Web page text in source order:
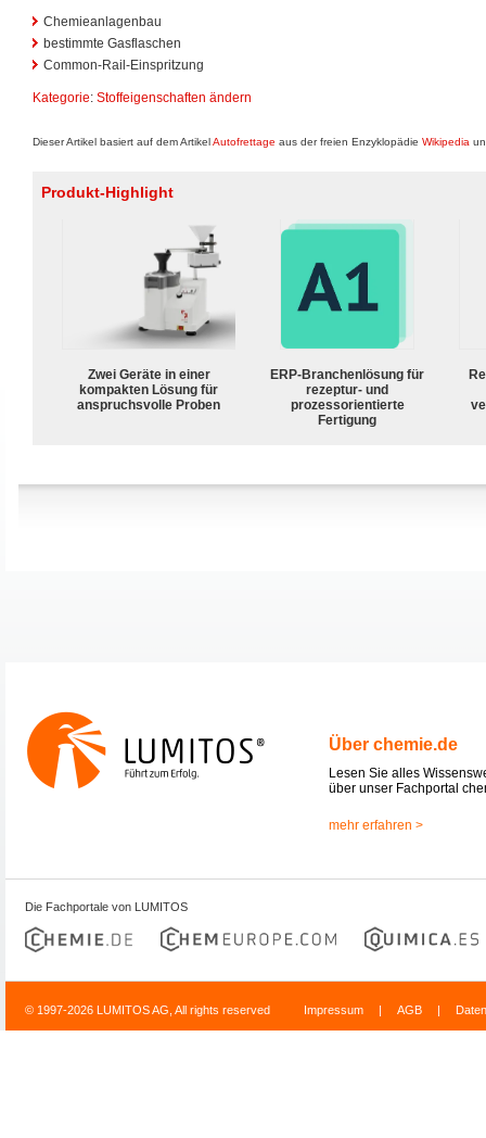
Chemieanlagenbau
bestimmte Gasflaschen
Common-Rail-Einspritzung
Kategorie: Stoffeigenschaften ändern
Dieser Artikel basiert auf dem ArtikelAutofrettage aus der freien Enzyklopädie Wikipedia
Produkt-Highlight
Zwei Geräte in einer
kompakten Lösung für
anspruchsvolle Proben
ERP-Branchenlösung für
rezeptur- und
prozessorientierte
Fertigung
Über chemie.de
Lesen Sie alles
über unser Fachportal
mehr erfahren >
Die Fachportale von LUMITOS
© 1997-2026 LUMITOS AG, All rights reserved Impressum | AGB |